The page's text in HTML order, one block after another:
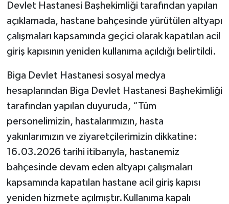
Devlet Hastanesi Başhekimliği tarafından yapılan
açıklamada, hastane bahçesinde yürütülen altyapı
çalışmaları kapsamında geçici olarak kapatılan acil
giriş kapısının yeniden kullanıma açıldığı belirtildi.
Biga Devlet Hastanesi sosyal medya
hesaplarından Biga Devlet Hastanesi Başhekimliği
tarafından yapılan duyuruda, “Tüm
personelimizin, hastalarımızın, hasta
yakınlarımızın ve ziyaretçilerimizin dikkatine:
16.03.2026 tarihi itibarıyla, hastanemiz
bahçesinde devam eden altyapı çalışmaları
kapsamında kapatılan hastane acil giriş kapısı
yeniden hizmete açılmıştır.Kullanıma kapalı